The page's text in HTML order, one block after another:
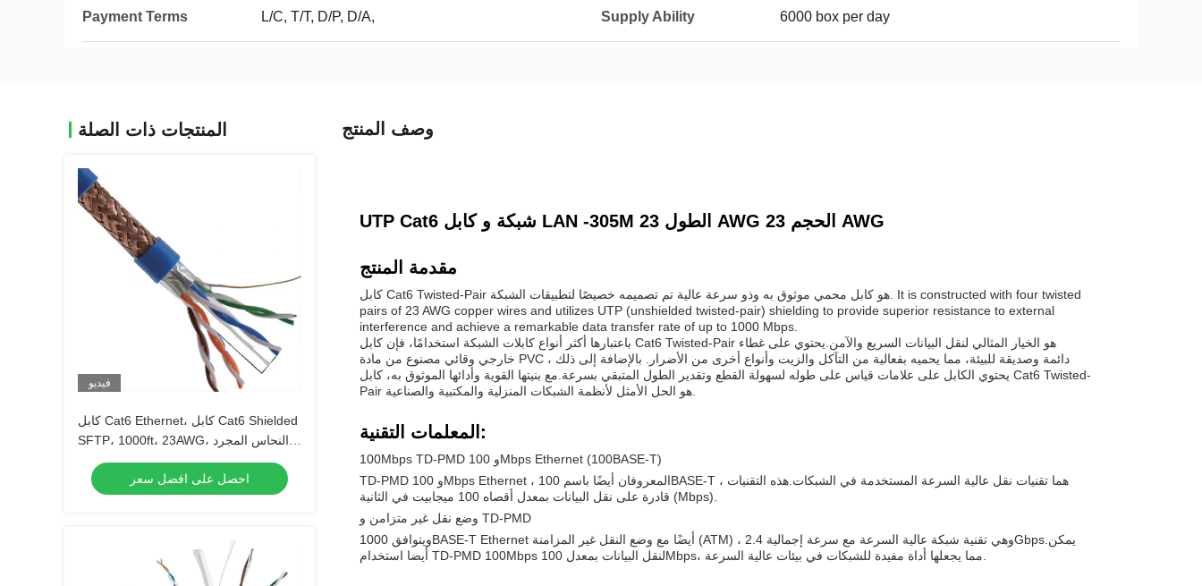
Payment Terms L/C, T/T, D/P, D/A, Supply Ability 6000 box per day
المنتجات ذات الصلة
فيديو
كابل Cat6 Ethernet، كابل Cat6 Shielded
SFTP، 1000ft، 23AWG، النحاس المجرد
الصلب، 500MHz
احصل على افضل سعر
وصف المنتج
UTP Cat6 شبكة و كابل LAN -305M الطول 23 AWG الحجم 23 AWG
مقدمة المنتج
كابل Cat6 Twisted-Pair هو كابل محمي موثوق به وذو سرعة عالية تم تصميمه خصيصًا لتطبيقات الشبكة. It is constructed with four twisted
pairs of 23 AWG copper wires and utilizes UTP (unshielded twisted-pair) shielding to provide superior resistance to external
interference and achieve a remarkable data transfer rate of up to 1000 Mbps.
باعتبارها أكثر أنواع كابلات الشبكة استخدامًا، فإن كابل Cat6 Twisted-Pair هو الخيار المثالي لنقل البيانات السريع والآمن.يحتوي على غطاء
خارجي وقائي مصنوع من مادة PVC دائمة وصديقة للبيئة، مما يحميه بفعالية من التآكل والزيت وأنواع أخرى من الأضرار. بالإضافة إلى ذلك ،
يحتوي الكابل على علامات قياس على طوله لسهولة القطع وتقدير الطول المتبقي بسرعة.مع بنيتها القوية وأدائها الموثوق به، كابل Cat6 Twisted-
المعلمات التقنية:
100Mbps TD-PMD و 100Mbps Ethernet (100BASE-T)
TD-PMD و 100Mbps Ethernet ، المعروفان أيضًا باسم 100BASE-T ، هما تقنيات نقل عالية السرعة المستخدمة في الشبكات.هذه التقنيات
قادرة على نقل البيانات بمعدل أقصاه 100 ميجابيت في الثانية (Mbps).
وضع نقل غير متزامن و TD-PMD
ويتوافق 1000BASE-T Ethernet أيضًا مع وضع النقل غير المزامنة (ATM) ، وهي تقنية شبكة عالية السرعة مع سرعة إجمالية 2.4Gbps.يمكن